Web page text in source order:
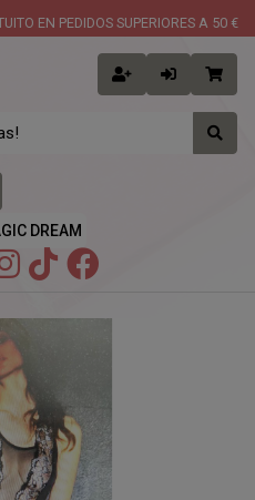
EN PEDIDOS SUPERIORES A 50 €
DREAM